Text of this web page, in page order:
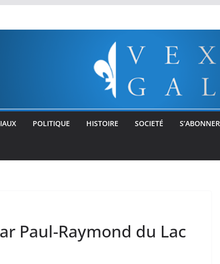
POLITIQUE HISTOIRE SOCIETÉ
Paul-Raymond du Lac